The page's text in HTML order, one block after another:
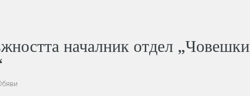
началник отдел „Човешки